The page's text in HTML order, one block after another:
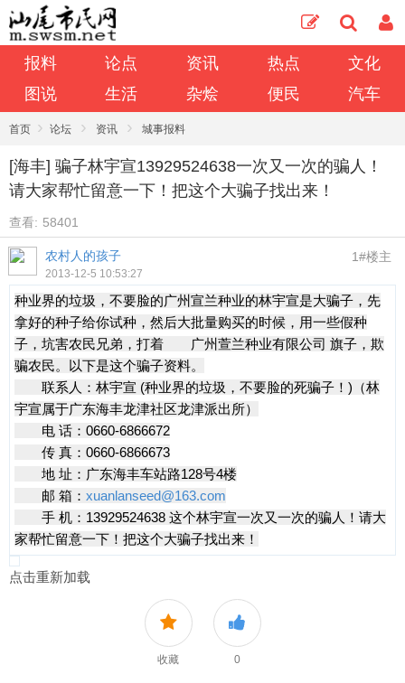
报料 论点 资讯 热点
文化
图说
生活 杂烩 便民 汽车
首页 › 论坛 › 资讯 › 城事报料
[海丰] 骗子林宇宣13929524638一次又一次的骗人！
请大家帮忙留意一下！把这个大骗子找出来！
查看: 58401
农村人的孩子
2013-12-5 10:53:27
1#楼主
种业界的垃圾，不要脸的广州宣兰种业的林宇宣是大骗子，先
拿好的种子给你试种，然后大批量购买的时候，用一些假种
子，坑害农民兄弟，打着 广州萱兰种业有限公司 旗子，欺
骗农民。以下是这个骗子资料。
联系人：林宇宣 (种业界的垃圾，不要脸的死骗子！)（林
宇宣属于广东海丰龙津社区龙津派出所）
电 话：0660-6866672
传 真：0660-6866673
地 址：广东海丰车站路128号4楼
邮 箱： xuanlanseed@163.com
手 机：13929524638 这个林宇宣一次又一次的骗人！请大
家帮忙留意一下！把这个大骗子找出来！
点击重新加载
收藏 0